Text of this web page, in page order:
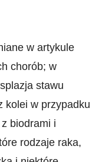
w artykule
chorób; w
stawu
kolei w przypadku
biodrami i
rodzaje raka,